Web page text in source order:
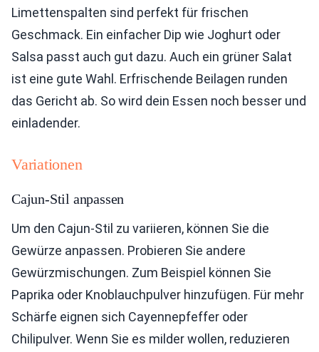
Limettenspalten sind perfekt für frischen
Geschmack. Ein einfacher Dip wie Joghurt oder
Salsa passt auch gut dazu. Auch ein grüner Salat
ist eine gute Wahl. Erfrischende Beilagen runden
das Gericht ab. So wird dein Essen noch besser und
einladender.
Variationen
Cajun-Stil anpassen
Um den Cajun-Stil zu variieren, können Sie die
Gewürze anpassen. Probieren Sie andere
Gewürzmischungen. Zum Beispiel können Sie
Paprika oder Knoblauchpulver hinzufügen. Für mehr
Schärfe eignen sich Cayennepfeffer oder
Chilipulver. Wenn Sie es milder wollen, reduzieren